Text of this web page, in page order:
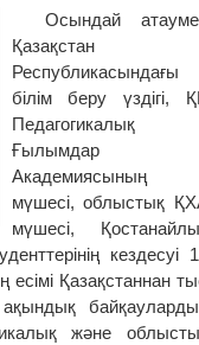
Осындай
Қазақстан
Республикасындағы
білім беру үздігі,
Педагогикалық
Ғылымдар
Академиясының
мүшесі, облыстық
мүшесі,
кездесуі
Қазақстаннан
және